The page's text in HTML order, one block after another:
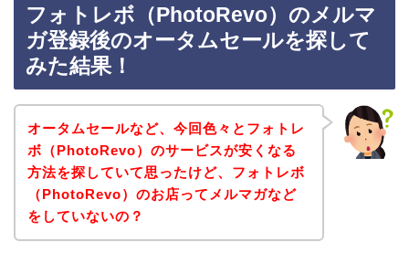
フォトレボ（PhotoRevo）のメルマ
ガ登録後のオータムセールを探して
みた結果！
オータムセールなど、今回色々とフォトレ
ボ（PhotoRevo）のサービスが安くなる
方法を探していて思ったけど、フォトレボ
（PhotoRevo）のお店ってメルマガなど
をしていないの？